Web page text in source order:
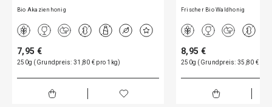
Bio Akazienhonig
7,95 €
250g (Grundpreis: 31,80 € pro 1kg)
Frischer Bio Waldhonig
8,95 €
250g (Grundpreis: 35,80 € pro